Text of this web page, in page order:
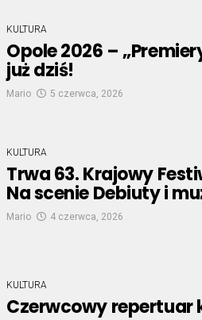
KULTURA
Opole 2026 –
już dziś!
Mario 5 czerwca, 2026
KULTURA
Trwa 63. Krajowy
Na scenie Debiuty i
Mario 4 czerwca, 2026
KULTURA
Czerwcowy repertuar